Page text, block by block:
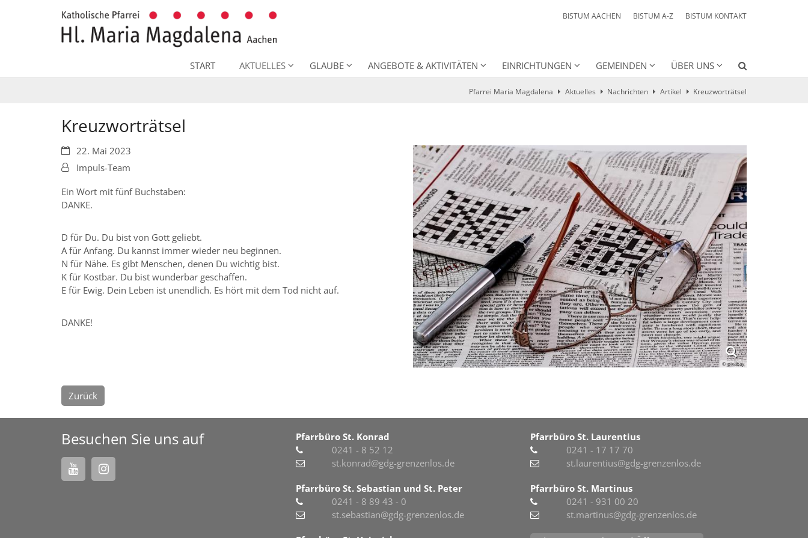
BISTUM AACHEN BISTUM A-Z BISTUM KONTAKT
START AKTUELLES GLAUBE ANGEBOTE & AKTIVITÄTEN EINRICHTUNGEN GEMEINDEN ÜBER UNS
Pfarrei Maria Magdalena Aktuelles Nachrichten Artikel Kreuzworträtsel
Kreuzworträtsel
© pixabay
Datum:22. Mai 2023
Von:Impuls-Team
Ein Wort mit fünf Buchstaben:
DANKE.
D für Du. Du bist von Gott geliebt.
A für Anfang. Du kannst immer wieder neu beginnen.
N für Nähe. Es gibt Menschen, denen Du wichtig bist.
K für Kostbar. Du bist wunderbar geschaffen.
E für Ewig. Dein Leben ist unendlich. Es hört mit dem Tod nicht auf.
DANKE!
Zurück
Besuchen Sie uns auf
Pfarrbüro St. Konrad
0241 - 8 52 12
st.konrad@gdg-grenzenlos.de
Pfarrbüro St. Sebastian und St. Peter
0241 - 8 89 43 - 0
st.sebastian@gdg-grenzenlos.de
Pfarrbüro St. Laurentius
0241 - 17 17 70
st.laurentius@gdg-grenzenlos.de
Pfarrbüro St. Martinus
0241 - 931 00 20
st.martinus@gdg-grenzenlos.de